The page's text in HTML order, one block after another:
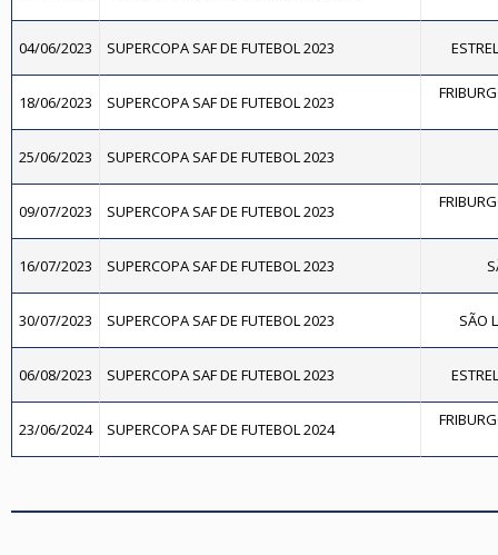
04/06/2023 SUPERCOPA SAF DE FUTEBOL 2023
18/06/2023 SUPERCOPA SAF DE FUTEBOL 2023
25/06/2023 SUPERCOPA SAF DE FUTEBOL 2023
09/07/2023 SUPERCOPA SAF DE FUTEBOL 2023
16/07/2023 SUPERCOPA SAF DE FUTEBOL 2023
30/07/2023 SUPERCOPA SAF DE FUTEBOL 2023 SÃO
06/08/2023 SUPERCOPA SAF DE FUTEBOL 2023
23/06/2024 SUPERCOPA SAF DE FUTEBOL 2024